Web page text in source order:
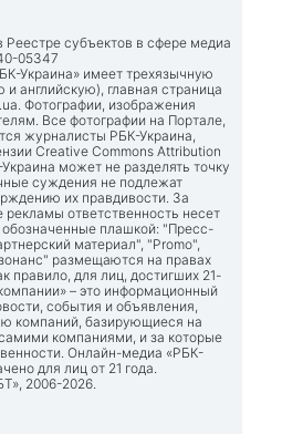
субъектов в сфере медиа
05347
Украина» имеет трехязычную
английскую), главная страница
. Фотографии, изображения
Все фотографии на Портале,
журналисты РБК-Украина,
Creative Commons Attribution
может не разделять точку
суждения не подлежат
их правдивости. За
ответственность несет
плашкой: "Пресс-
материал", "Promo",
размещаются на правах
правило, для лиц, достигших 21-
– это информационный
события и объявления,
компаний, базирующиеся на
компаниями, и за которые
Онлайн-медиа «РБК-
для лиц от 21 года.
2006-2026.